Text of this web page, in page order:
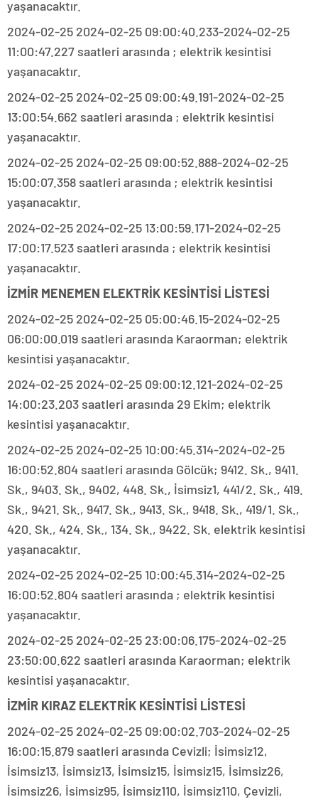
yaşanacaktır.
2024-02-25 2024-02-25 09:00:40.233-2024-02-25
11:00:47.227 saatleri arasında ; elektrik kesintisi
yaşanacaktır.
2024-02-25 2024-02-25 09:00:49.191-2024-02-25
13:00:54.662 saatleri arasında ; elektrik kesintisi
yaşanacaktır.
2024-02-25 2024-02-25 09:00:52.888-2024-02-25
15:00:07.358 saatleri arasında ; elektrik kesintisi
yaşanacaktır.
2024-02-25 2024-02-25 13:00:59.171-2024-02-25
17:00:17.523 saatleri arasında ; elektrik kesintisi
yaşanacaktır.
İZMİR MENEMEN ELEKTRİK KESİNTİSİ LİSTESİ
2024-02-25 2024-02-25 05:00:46.15-2024-02-25
06:00:00.019 saatleri arasında Karaorman; elektrik
kesintisi yaşanacaktır.
2024-02-25 2024-02-25 09:00:12.121-2024-02-25
14:00:23.203 saatleri arasında 29 Ekim; elektrik
kesintisi yaşanacaktır.
2024-02-25 2024-02-25 10:00:45.314-2024-02-25
16:00:52.804 saatleri arasında Gölcük; 9412. Sk., 9411.
Sk., 9403. Sk., 9402, 448. Sk., İsimsiz1, 441/2. Sk., 419.
Sk., 9421. Sk., 9417. Sk., 9413. Sk., 9418. Sk., 419/1. Sk.,
420. Sk., 424. Sk., 134. Sk., 9422. Sk. elektrik kesintisi
yaşanacaktır.
2024-02-25 2024-02-25 10:00:45.314-2024-02-25
16:00:52.804 saatleri arasında ; elektrik kesintisi
yaşanacaktır.
2024-02-25 2024-02-25 23:00:06.175-2024-02-25
23:50:00.622 saatleri arasında Karaorman; elektrik
kesintisi yaşanacaktır.
İZMİR KIRAZ ELEKTRİK KESİNTİSİ LİSTESİ
2024-02-25 2024-02-25 09:00:02.703-2024-02-25
16:00:15.879 saatleri arasında Cevizli; İsimsiz12,
İsimsiz13, İsimsiz13, İsimsiz15, İsimsiz15, İsimsiz26,
İsimsiz26, İsimsiz95, İsimsiz110, İsimsiz110, Çevizli,